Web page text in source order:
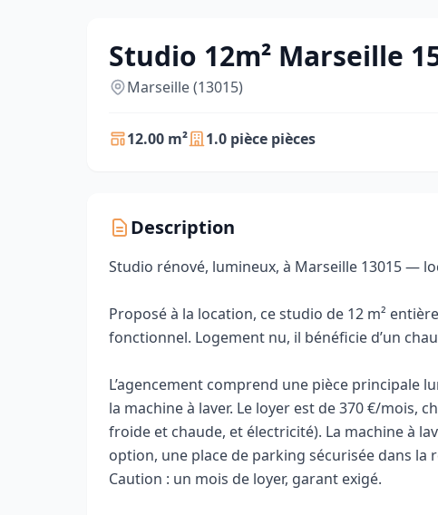
Studio 12m² Marseille
Marseille (13015)
12.00 m² 1.0 pièce pièces
Description
Studio rénové, lumineux, à Marseille 13015 —
Proposé à la location, ce studio de 12 m²
fonctionnel. Logement nu, il bénéficie d’un
L’agencement comprend une pièce principale
la machine à laver. Le loyer est de 370 €/mois,
froide et chaude, et électricité). La machine à
option, une place de parking sécurisée dans la
Caution : un mois de loyer, garant exigé.